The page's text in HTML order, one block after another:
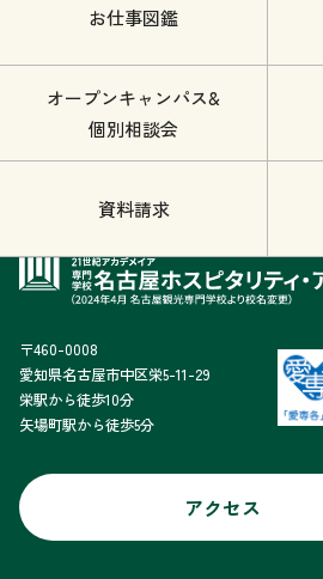
お仕事図鑑
オープンキャンパス&
個別相談会
資料請求
〒460-0008
愛知県名古屋市中区栄5-11-29
栄駅から徒歩10分
矢場町駅から徒歩5分
アクセス